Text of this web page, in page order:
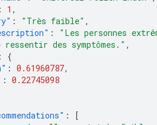
: 1 ,
: "Très faible" ,
:
"Les personnes
des symptômes." ,
:
{
: 0.61960787,
: 0.22745098
:
[